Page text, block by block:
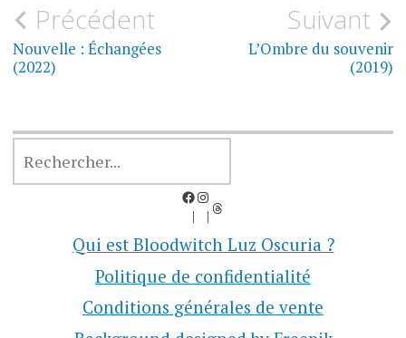
Navigation
de
Précédent
Nouvelle : Échangées
(2022)
Suivant
L’Ombre du souvenir
(2019)
Facebook
Instagram
Threads
Qui est Bloodwitch Luz Oscuria ?
Politique de confidentialité
Conditions générales de vente